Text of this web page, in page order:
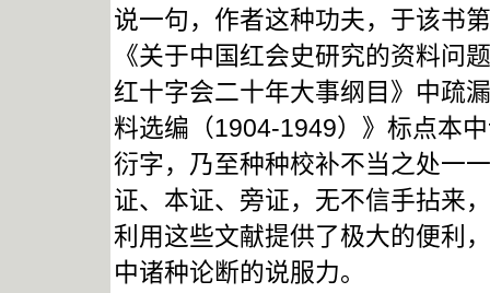
说一句，作者这种功夫，于该书
《关于中国红会史研究的资料问
红十字会二十年大事纲目》中疏
料选编（1904-1949）》标点本
衍字，乃至种种校补不当之处一
证、本证、旁证，无不信手拈来
利用这些文献提供了极大的便利
中诸种论断的说服力。